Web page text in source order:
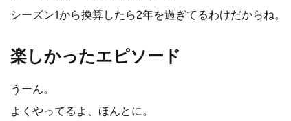
シーズン1から換算したら2年を過ぎてるわけだからね。
楽しかったエピソード
うーん。
よくやってるよ、ほんとに。